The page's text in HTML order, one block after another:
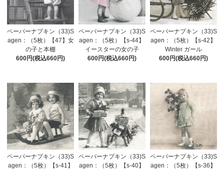
ペーパーナプキン（33)S
agen：（5枚）【47】女
の子と本棚
600円(税込660円)
ペーパーナプキン（33)S
agen：（5枚）【s-44】
イースターの女の子
600円(税込660円)
ペーパーナプキン（33)S
agen：（5枚）【s-42】
Winter ガール
600円(税込660円)
ペーパーナプキン（33)S
agen：（5枚）【s-41】
ペーパーナプキン（33)S
agen：（5枚）【s-40】
ペーパーナプキン（33)S
agen：（5枚）【s-36】